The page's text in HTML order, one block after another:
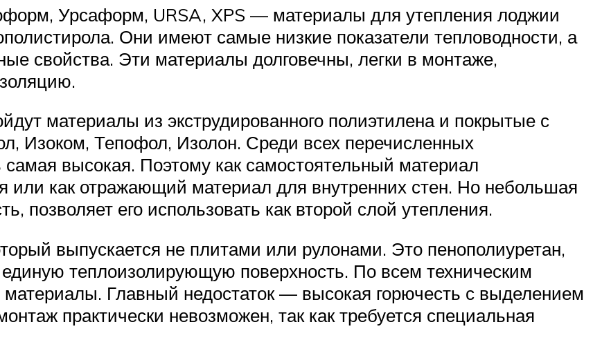
Урсаформ, URSA, XPS — материалы для утепления лоджии
Они имеют самые низкие показатели тепловодности, а
свойства. Эти материалы долговечны, легки в монтаже,
материалы из экструдированного полиэтилена и покрытые с
Изоком, Тепофол, Изолон. Среди всех перечисленных
самая высокая. Поэтому как самостоятельный материал
или как отражающий материал для внутренних стен. Но небольшая
позволяет его использовать как второй слой утепления.
выпускается не плитами или рулонами. Это пенополиуретан,
теплоизолирующую поверхность. По всем техническим
Главный недостаток — высокая горючесть с выделением
практически невозможен, так как требуется специальная